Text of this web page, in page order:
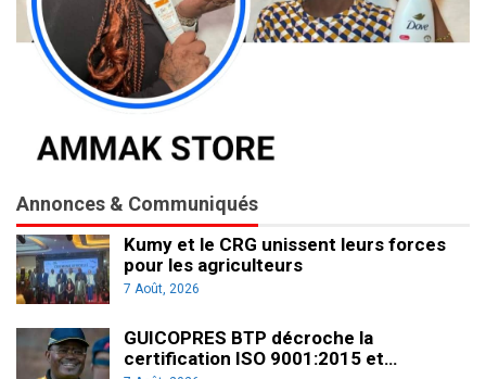
Annonces & Communiqués
Kumy et le CRG unissent leurs forces
pour les agriculteurs
7 Août, 2026
GUICOPRES BTP décroche la
certification ISO 9001:2015 et…